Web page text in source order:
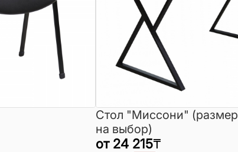
Стол "Миссони" (размер
на выбор)
от 24 215₸